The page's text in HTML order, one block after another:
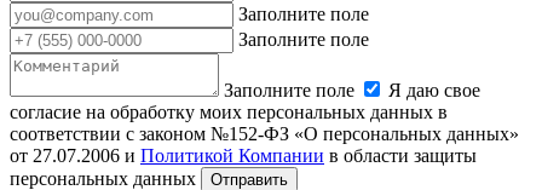
Заполните поле
Заполните поле
Заполните поле
Я даю свое
согласие на обработку моих персональных данных в
соответствии с законом №152-ФЗ «О персональных данных»
от 27.07.2006 и Политикой Компании в области защиты
персональных данных
Отправить